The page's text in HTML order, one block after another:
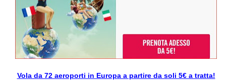
Vola da 72 aeroporti in Europa a partire da soli 5€ a tratta!